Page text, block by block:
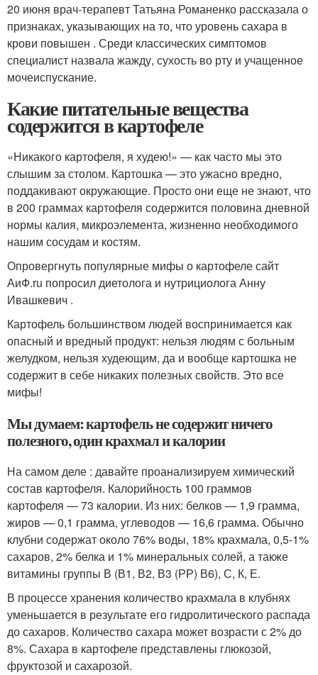
20 июня врач-терапевт Татьяна Романенко рассказала о
признаках, указывающих на то, что уровень сахара в
крови повышен . Среди классических симптомов
специалист назвала жажду, сухость во рту и учащенное
мочеиспускание.
Какие питательные вещества
содержится в картофеле
«Никакого картофеля, я худею!» — как часто мы это
слышим за столом. Картошка — это ужасно вредно,
поддакивают окружающие. Просто они еще не знают, что
в 200 граммах картофеля содержится половина дневной
нормы калия, микроэлемента, жизненно необходимого
нашим сосудам и костям.
Опровергнуть популярные мифы о картофеле сайт
АиФ.ru попросил диетолога и нутрициолога Анну
Ивашкевич .
Картофель большинством людей воспринимается как
опасный и вредный продукт: нельзя людям с больным
желудком, нельзя худеющим, да и вообще картошка не
содержит в себе никаких полезных свойств. Это все
мифы!
Мы думаем: картофель не содержит ничего
полезного, один крахмал и калории
На самом деле : давайте проанализируем химический
состав картофеля. Калорийность 100 граммов
картофеля — 73 калории. Из них: белков — 1,9 грамма,
жиров — 0,1 грамма, углеводов — 16,6 грамма. Обычно
клубни содержат около 76% воды, 18% крахмала, 0,5-1%
сахаров, 2% белка и 1% минеральных солей, а также
витамины группы В (В1, В2, В3 (РР) В6), С, К, Е.
В процессе хранения количество крахмала в клубнях
уменьшается в результате его гидролитического распада
до сахаров. Количество сахара может возрасти с 2% до
8%. Сахара в картофеле представлены глюкозой,
фруктозой и сахарозой.